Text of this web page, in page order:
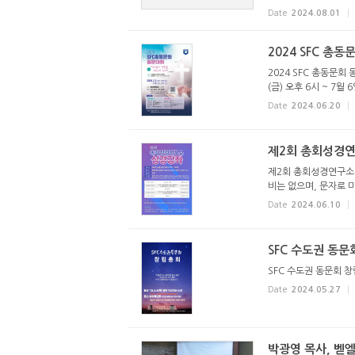
Date 2024.08.01
2024 SFC 총동
2024 SFC 총동문회
(금) 오후 6시 ~ 7월 6
Date 2024.06.20
제2회 총회성경
제2회 총회성경연구
비는 없으며, 문자로
Date 2024.06.10
SFC 수도권 동문
SFC 수도권 동문회
Date 2024.05.27
박광영 목사, 벧